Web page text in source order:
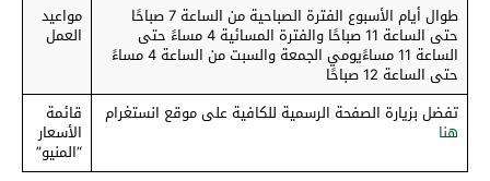
طوال أيام الأسبوع الفترة الصباحية من الساعة 7 صباحًا
حتى الساعة 11 صباحًا والفترة المسائية 4 مساءً حتى
الساعة 11 مساءًيومي الجمعة والسبت من الساعة 4 مساءً
حتى الساعة 12 صباحًا
مواعيد
العمل
تفضل بزيارة الصفحة الرسمية للكافية على موقع انستغرام
هنا
قائمة
الأسعار
“المنيو”